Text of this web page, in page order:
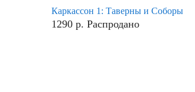
Каркассон 1: Таверны и Соборы
1290 р. Распродано